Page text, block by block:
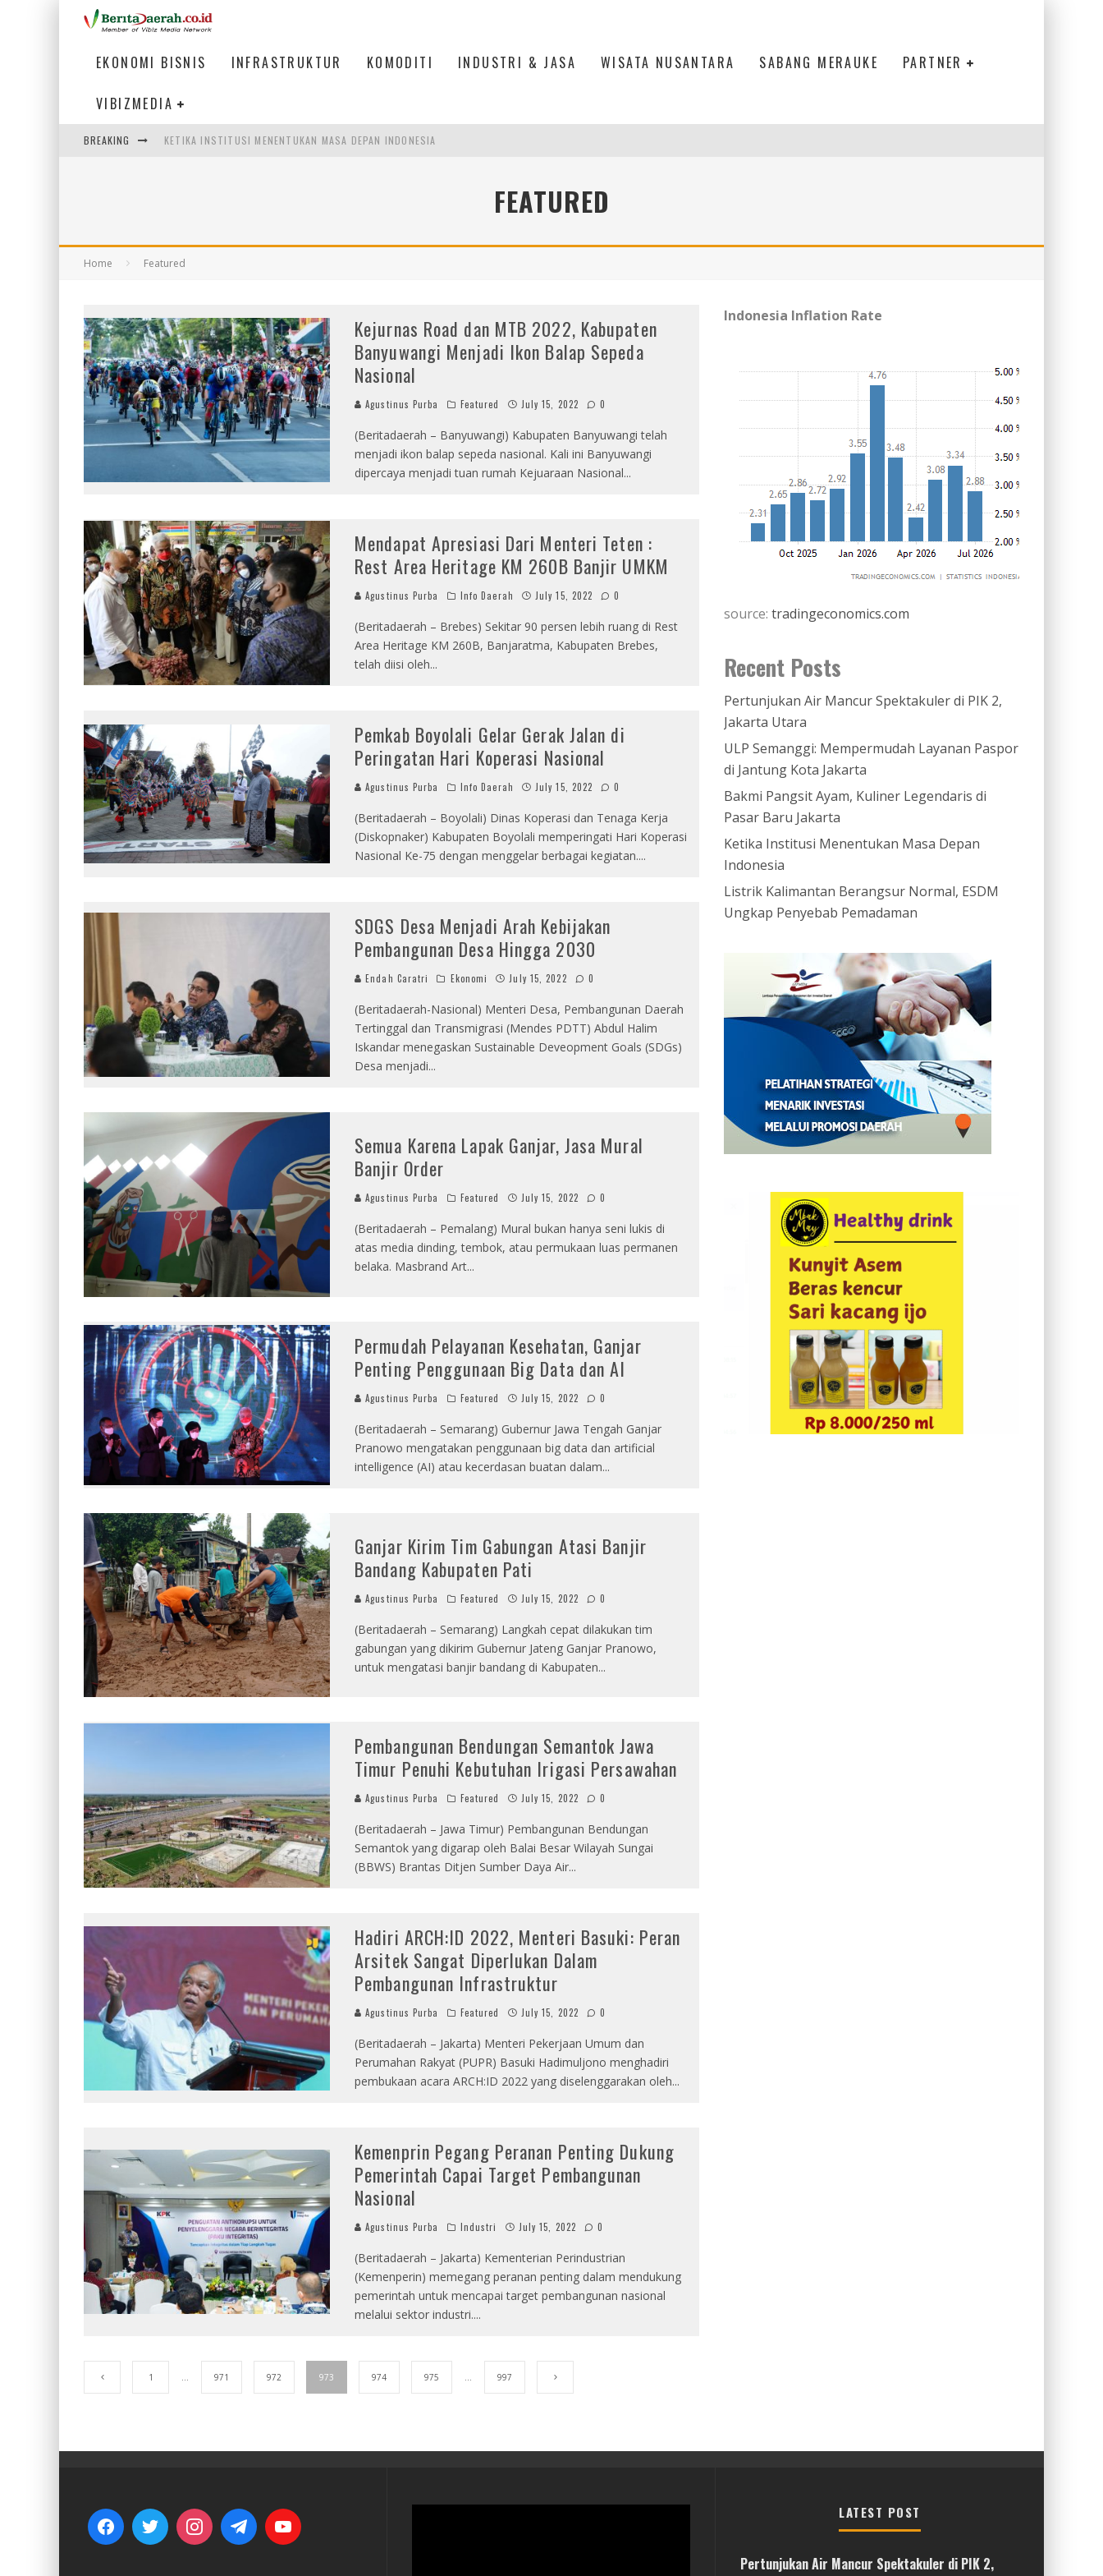
EKONOMI BISNIS INFRASTRUKTUR KOMODITI INDUSTRI & JASA WISATA NUSANTARA SABANG MERAUKE PARTNER
VIBIZMEDIA
BREAKING KETIKA INSTITUSI MENENTUKAN MASA DEPAN INDONESIA
ULP SEMANGGI: MEMPERMUDAH LAYANAN PASPOR DI JANTUNG KOTA JAKARTAFEATURED
Home Featured
Kejurnas Road dan MTB 2022, Kabupaten
Banyuwangi Menjadi Ikon Balap Sepeda
Nasional
Agustinus Purba Featured July 15, 2022 0
(Beritadaerah – Banyuwangi) Kabupaten Banyuwangi telah
menjadi ikon balap sepeda nasional. Kali ini Banyuwangi
dipercaya menjadi tuan rumah Kejuaraan Nasional...
Mendapat Apresiasi Dari Menteri Teten :
Rest Area Heritage KM 260B Banjir UMKM
Agustinus Purba Info Daerah July 15, 2022 0
(Beritadaerah – Brebes) Sekitar 90 persen lebih ruang di Rest
Area Heritage KM 260B, Banjaratma, Kabupaten Brebes,
telah diisi oleh...
Pemkab Boyolali Gelar Gerak Jalan di
Peringatan Hari Koperasi Nasional
Agustinus Purba Info Daerah July 15, 2022 0
(Beritadaerah – Boyolali) Dinas Koperasi dan Tenaga Kerja
(Diskopnaker) Kabupaten Boyolali memperingati Hari Koperasi
Nasional Ke-75 dengan menggelar berbagai kegiatan....
SDGS Desa Menjadi Arah Kebijakan
Pembangunan Desa Hingga 2030
Endah Caratri Ekonomi July 15, 2022 0
(Beritadaerah-Nasional) Menteri Desa, Pembangunan Daerah
Tertinggal dan Transmigrasi (Mendes PDTT) Abdul Halim
Iskandar menegaskan Sustainable Deveopment Goals (SDGs)
Desa menjadi...
Semua Karena Lapak Ganjar, Jasa Mural
Banjir Order
Agustinus Purba Featured July 15, 2022 0
(Beritadaerah – Pemalang) Mural bukan hanya seni lukis di
atas media dinding, tembok, atau permukaan luas permanen
belaka. Masbrand Art...
Permudah Pelayanan Kesehatan, Ganjar
Penting Penggunaan Big Data dan AI
Agustinus Purba Featured July 15, 2022 0
(Beritadaerah – Semarang) Gubernur Jawa Tengah Ganjar
Pranowo mengatakan penggunaan big data dan artificial
intelligence (AI) atau kecerdasan buatan dalam...
Ganjar Kirim Tim Gabungan Atasi Banjir
Bandang Kabupaten Pati
Agustinus Purba Featured July 15, 2022 0
(Beritadaerah – Semarang) Langkah cepat dilakukan tim
gabungan yang dikirim Gubernur Jateng Ganjar Pranowo,
untuk mengatasi banjir bandang di Kabupaten...
Pembangunan Bendungan Semantok Jawa
Timur Penuhi Kebutuhan Irigasi Persawahan
Agustinus Purba Featured July 15, 2022 0
(Beritadaerah – Jawa Timur) Pembangunan Bendungan
Semantok yang digarap oleh Balai Besar Wilayah Sungai
(BBWS) Brantas Ditjen Sumber Daya Air...
Hadiri ARCH:ID 2022, Menteri Basuki: Peran
Arsitek Sangat Diperlukan Dalam
Pembangunan Infrastruktur
Agustinus Purba Featured July 15, 2022 0
(Beritadaerah – Jakarta) Menteri Pekerjaan Umum dan
Perumahan Rakyat (PUPR) Basuki Hadimuljono menghadiri
pembukaan acara ARCH:ID 2022 yang diselenggarakan oleh...
Kemenprin Pegang Peranan Penting Dukung
Pemerintah Capai Target Pembangunan
Nasional
Agustinus Purba Industri July 15, 2022 0
(Beritadaerah – Jakarta) Kementerian Perindustrian
(Kemenperin) memegang peranan penting dalam mendukung
pemerintah untuk mencapai target pembangunan nasional
melalui sektor industri....
1 … 971 972 973 974 975 … 997
Indonesia Inflation Rate
source: tradingeconomics.com
Recent Posts
Pertunjukan Air Mancur Spektakuler di PIK 2,
Jakarta Utara
ULP Semanggi: Mempermudah Layanan Paspor
di Jantung Kota Jakarta
Bakmi Pangsit Ayam, Kuliner Legendaris di
Pasar Baru Jakarta
Ketika Institusi Menentukan Masa Depan
Indonesia
Listrik Kalimantan Berangsur Normal, ESDM
Ungkap Penyebab Pemadaman
LATEST POST
Pertunjukan Air Mancur Spektakuler di PIK 2,